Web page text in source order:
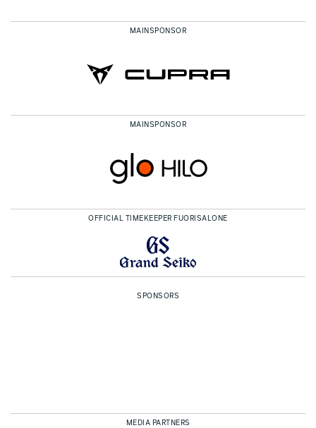
MAINSPONSOR
MAINSPONSOR
OFFICIAL TIMEKEEPER FUORISALONE
SPONSORS
MEDIA PARTNERS